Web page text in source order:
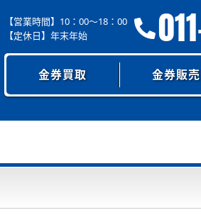
【営業時間】10：00～18：00
【定休日】年末年始
金券買取 金券販売